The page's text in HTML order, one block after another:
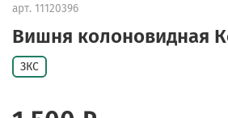
арт. 11120396
Вишня колоновидная
ЗКС